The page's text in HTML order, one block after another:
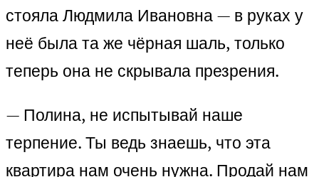
стояла Людмила Ивановна — в руках у
неё была та же чёрная шаль, только
теперь она не скрывала презрения.
— Полина, не испытывай наше
терпение. Ты ведь знаешь, что эта
квартира нам очень нужна. Продай нам